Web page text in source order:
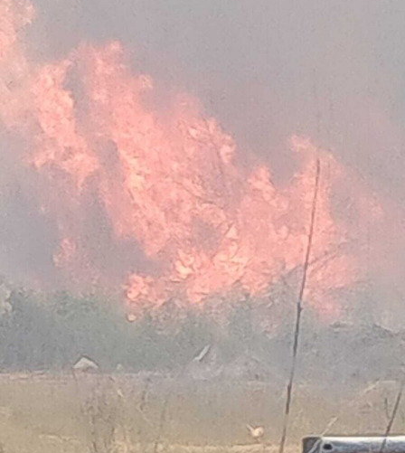
Nella casa su via del Lido, nel tratto di via Antonio
Pennacchi, i Carabinieri hanno sequestrato 18 involucri
contenenti complessivamente circa 18,2 kg di cocaina,
la somma in contanti di 8.810 euro, una macchina
conta-soldi, due orologi di lusso, vari gioielli e preziosi, 6
smartphone, un computer portatile, fogli manoscritti
riportanti la contabilità dell’attività illecita, una pistola
ad aria compressa, uno sfollagente telescopico e un